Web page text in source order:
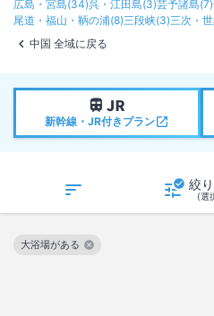
広島・宮島(34)呉・江田島(3)芸予諸島(7)
尾道・福山・鞆の浦(8)三段峡(3)三次・
中国 全域に戻る
新幹線・JR付きプラン
絞
(選
大浴場がある
この絞り込み条件を解除